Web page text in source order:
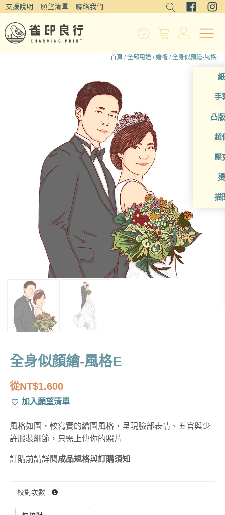
支援說明 願望清單 聯絡我們
手
凸
超
壓
描
首頁 /全部用途 /婚禮 / 全身似顏繪-風格E
全身似顏繪-風格E
從NT$1.600
加入願望清單
風格如圖，較寫實的繪圖風格，呈現臉部表情、五官與少
許服裝細節，只需上傳你的照片
訂購前請詳閱成品規格與訂購須知
校對次數